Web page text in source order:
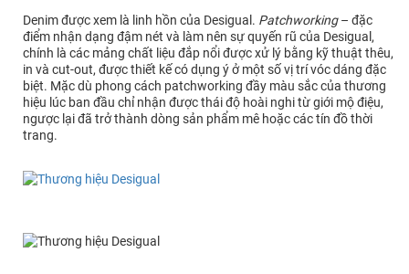
Denim được xem là linh hồn của Desigual. Patchworking– đặc
điểm nhận dạng đậm nét và làm nên sự quyến rũ của Desigual,
chính là các mảng chất liệu đắp nổi được xử lý bằng kỹ thuật thêu,
in và cut-out, được thiết kế có dụng ý ở một số vị trí vóc dáng đặc
biệt. Mặc dù phong cách patchworking đầy màu sắc của thương
hiệu lúc ban đầu chỉ nhận được thái độ hoài nghi từ giới mộ điệu,
ngược lại đã trở thành dòng sản phẩm mê hoặc các tín đồ thời
trang.